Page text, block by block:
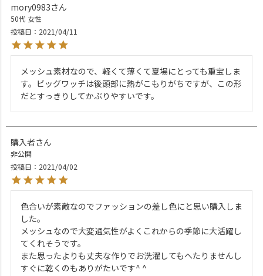
mory0983
50代 女性
投稿日
2021/04/11
メッシュ素材なので、軽くて薄くて夏場にとっても重宝しま
す。ビッグワッチは後頭部に熱がこもりがちですが、この形
だとすっきりしてかぶりやすいです。
購入者
非公開
投稿日
2021/04/02
色合いが素敵なのでファッションの差し色にと思い購入しま
した。
メッシュなので大変通気性がよくこれからの季節に大活躍し
てくれそうです。
また思ったよりも丈夫な作りでお洗濯してもへたりませんし
すぐに乾くのもありがたいです^ ^